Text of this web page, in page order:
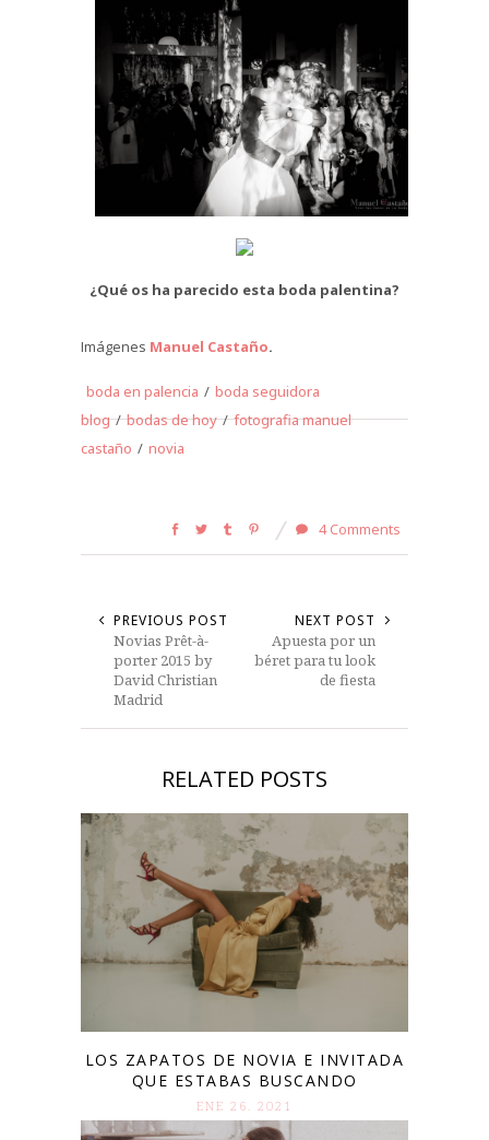
¿Qué os ha parecido esta boda palentina?
Imágenes Manuel Castaño.
boda en palencia / boda seguidora
blog / bodas de hoy / fotografia manuel
castaño / novia
4 Comments
PREVIOUS POST
Novias Prêt-à-
porter 2015 by
David Christian
Madrid
NEXT POST
Apuesta por un
béret para tu look
de fiesta
RELATED POSTS
LOS ZAPATOS DE NOVIA E INVITADA
QUE ESTABAS BUSCANDO
ENE 26. 2021